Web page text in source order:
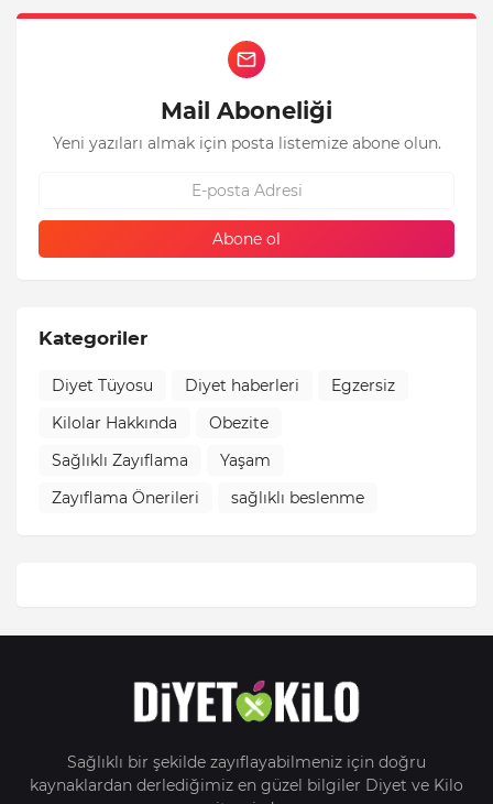
Mail Aboneliği
Yeni yazıları almak için posta listemize abone olun.
Kategoriler
Diyet Tüyosu Diyet haberleri
Egzersiz
Kilolar Hakkında
Obezite
Sağlıklı Zayıflama
Yaşam
Zayıflama Önerileri
sağlıklı beslenme
Sağlıklı bir şekilde zayıflayabilmeniz için doğru
kaynaklardan derlediğimiz en güzel bilgiler Diyet ve Kilo